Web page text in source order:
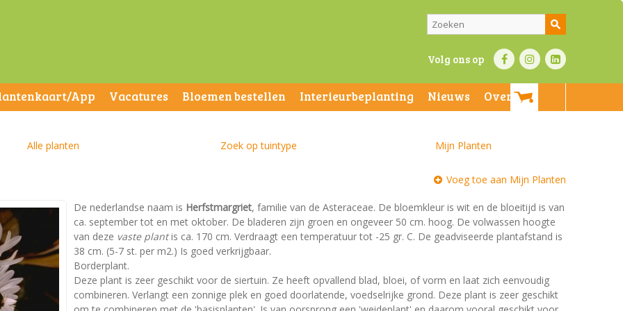
Volg ons op
App Vacatures Bloemen bestellen Interieurbeplanting Nieuws
Over ons
Alle planten Zoek op tuintype Mijn Planten
Voeg toe aan Mijn Planten
De nederlandse naam is Herfstmargriet, familie van de Asteraceae. De bloemkleur is wit en de bloeitijd is van
ca. september tot en met oktober. De bladeren zijn groen en ongeveer 50 cm. hoog. De volwassen hoogte
van deze vaste plantis ca. 170 cm. Verdraagt een temperatuur tot -25 gr. C. De geadviseerde plantafstand is
38 cm. (5-7 st. per m2.) Is goed verkrijgbaar.
Borderplant.
Deze plant is zeer geschikt voor de siertuin. Ze heeft opvallend blad, bloei, of vorm en laat zich eenvoudig
combineren. Verlangt een zonnige plek en goed doorlatende, voedselrijke grond. Deze plant is zeer geschikt